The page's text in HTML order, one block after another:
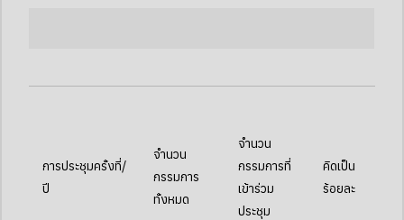
การประชุมครั้งที่/
ปี
จำนวน
กรรมการ
ทั้งหมด
จำนวน
กรรมการที่
เข้าร่วม
ประชุม
คิดเป็น
ร้อยละ